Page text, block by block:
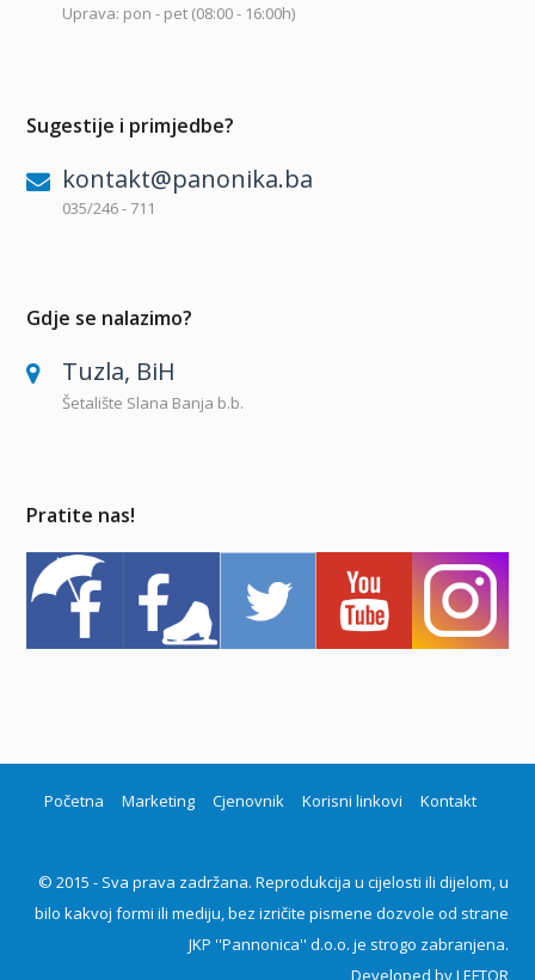
Uprava: pon - pet (08:00 - 16:00h)
Sugestije i primjedbe?
kontakt@panonika.ba
035/246 - 711
Gdje se nalazimo?
Tuzla, BiH
Šetalište Slana Banja b.b.
Pratite nas!
Početna Marketing Cjenovnik Korisni linkovi Kontakt
© 2015 - Sva prava zadržana. Reprodukcija u cijelosti ili dijelom, u
bilo kakvoj formi ili mediju, bez izričite pismene dozvole od strane
JKP ''Pannonica'' d.o.o. je strogo zabranjena.
Developed byLEFTOR